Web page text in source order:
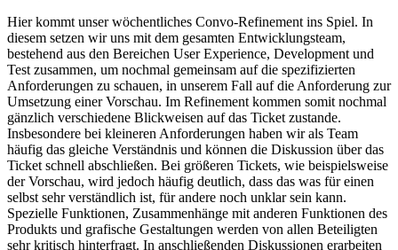
Hier kommt unser wöchentliches Convo-Refinement ins Spiel. In
diesem setzen wir uns mit dem gesamten Entwicklungsteam,
bestehend aus den Bereichen User Experience, Development und
Test zusammen, um nochmal gemeinsam auf die spezifizierten
Anforderungen zu schauen, in unserem Fall auf die Anforderung zur
Umsetzung einer Vorschau. Im Refinement kommen somit nochmal
gänzlich verschiedene Blickweisen auf das Ticket zustande.
Insbesondere bei kleineren Anforderungen haben wir als Team
häufig das gleiche Verständnis und können die Diskussion über das
Ticket schnell abschließen. Bei größeren Tickets, wie beispielsweise
der Vorschau, wird jedoch häufig deutlich, dass das was für einen
selbst sehr verständlich ist, für andere noch unklar sein kann.
Spezielle Funktionen, Zusammenhänge mit anderen Funktionen des
Produkts und grafische Gestaltungen werden von allen Beteiligten
sehr kritisch hinterfragt. In anschließenden Diskussionen erarbeiten